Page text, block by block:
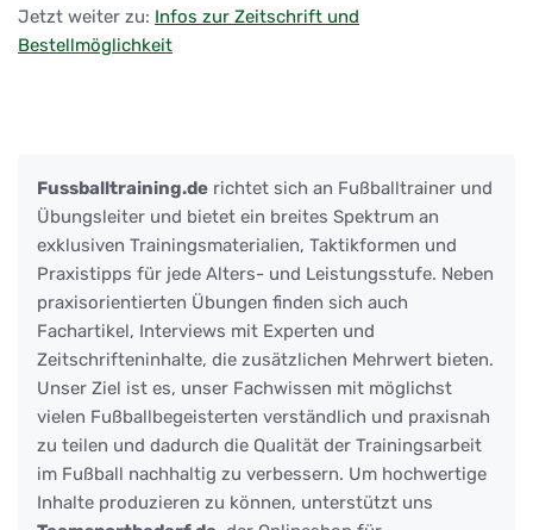
Jetzt weiter zu: Infos zur Zeitschrift und
Bestellmöglichkeit
Fussballtraining.de richtet sich an Fußballtrainer und
Übungsleiter und bietet ein breites Spektrum an
exklusiven Trainingsmaterialien, Taktikformen und
Praxistipps für jede Alters- und Leistungsstufe. Neben
praxisorientierten Übungen finden sich auch
Fachartikel, Interviews mit Experten und
Zeitschrifteninhalte, die zusätzlichen Mehrwert bieten.
Unser Ziel ist es, unser Fachwissen mit möglichst
vielen Fußballbegeisterten verständlich und praxisnah
zu teilen und dadurch die Qualität der Trainingsarbeit
im Fußball nachhaltig zu verbessern. Um hochwertige
Inhalte produzieren zu können, unterstützt uns